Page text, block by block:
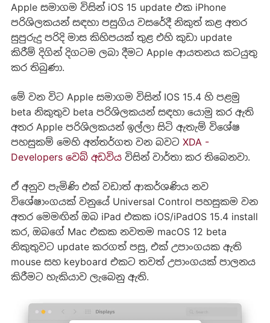
‌‌Apple සමාගම විසින් iOS 15 update එක iPhone
පරිශිලකයන් සඳහා පසුගිය වසරේදී නිකුත් කළ අතර
සුපුරුදු පරිදි මාස කිහිපයක් තුළ එහි කුඩා update
කිරීම් දිගින් දිගටම ලබා දීමට Apple ආයතනය කටයුතු
කර තිබුණා‍.
මේ වන විට Apple සමාගම විසින් IOS 15.4 හි පළමු
beta නිකුතුව beta පරිශිලකයන් සඳහා යොමු කර ඇති
අතර Apple පරිශිලකයන් ඉල්ලා සිටි ඇතැම් විශේෂ
පහසුකම් මෙහි අන්තර්ගත වන බවට XDA -
Developers වෙබ් අඩවියවිසින් වාර්තා කර තිබෙනවා.
ඒ අනුව පැමිණි එක් වඩාත් ආකර්ශණිය නව
විශේෂාංගයක් වනුයේ Universal Control පහසුකම වන
අතර මෙමඟින් ඔබ iPad එකක iOS/iPadOS 15.4 install
කර, ඔබගේ Mac එකක නවතම macOS 12 beta
නිකුතුවට update කරගත් පසු, එක් උපාංගයක ඇති
mouse සහ keyboard එකට තවත් උපාංගයක් පාලනය
කිරීමට හැකියාව ලැබෙනු ඇති.